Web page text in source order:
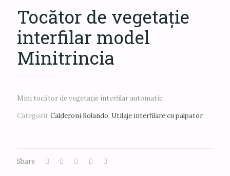
Tocător de vegetație
interfilar model
Minitrincia
Mini tocător de vegetație interfilar automatic
Categorii: Calderoni Rolando, Utilaje interfilare cu palpator
Share